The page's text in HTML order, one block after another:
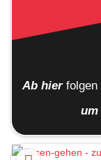
Ab hier folgen
um